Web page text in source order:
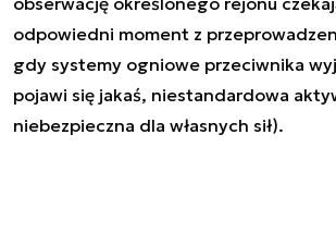
odpowiedni moment z
gdy systemy ogniowe przeciwnika
pojawi się jakaś, niestandardowa
niebezpieczna dla własnych sił).